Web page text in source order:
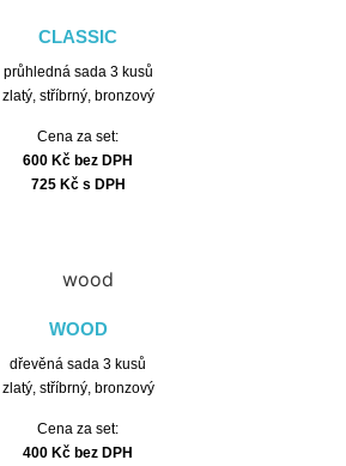
CLASSIC
průhledná sada 3 kusů
zlatý, stříbrný, bronzový
Cena za set:
600 Kč bez DPH
725 Kč s DPH
WOOD
dřevěná sada 3 kusů
zlatý, stříbrný, bronzový
Cena za set:
400 Kč bez DPH